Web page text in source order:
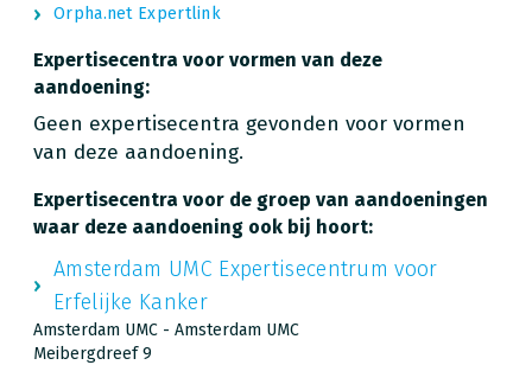
Orpha.net Expertlink
Expertisecentra voor vormen van deze
aandoening:
Geen expertisecentra gevonden voor vormen
van deze aandoening.
Expertisecentra voor de groep van aandoeningen
waar deze aandoening ook bij hoort:
Amsterdam UMC Expertisecentrum voor
Erfelijke Kanker
Amsterdam UMC - Amsterdam UMC
Meibergdreef 9